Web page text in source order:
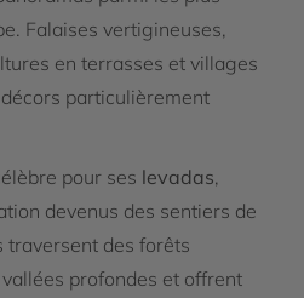
Falaises vertigineuses,
en terrasses et villages
particulièrement
pour ses levadas,
devenus des sentiers de
traversent des forêts
profondes et offrent